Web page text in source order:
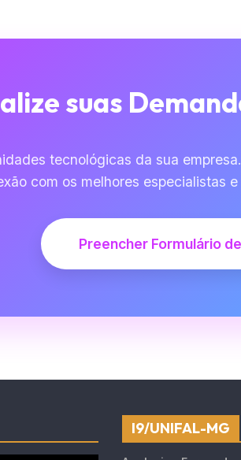
suas
tecnológicas da sua
com os melhores especialistas
Preencher Formulário
I9/UNIFAL-MG